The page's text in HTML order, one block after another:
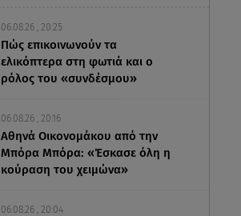
06.08.26 , 20:25
Πώς επικοινωνούν τα
ελικόπτερα στη φωτιά και ο
ρόλος του «συνδέσμου»
06.08.26 , 20:16
Αθηνά Οικονομάκου από την
Μπόρα Μπόρα: «Έσκασε όλη η
κούραση του χειμώνα»
06.08.26 , 20:04